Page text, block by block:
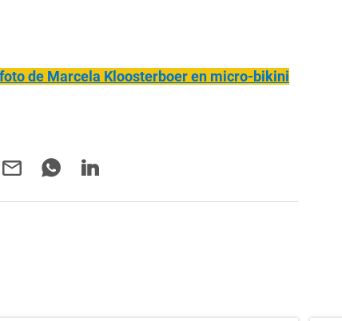
de Marcela Kloosterboer en micro-bikini